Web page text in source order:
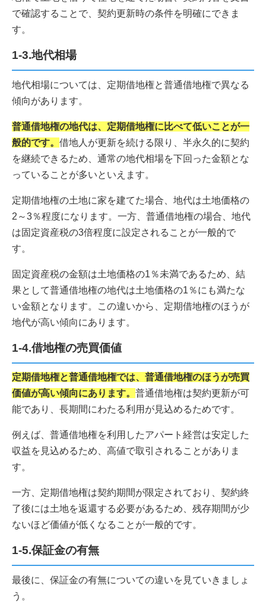
で確認することで、契約更新時の条件を明確にできま
す。
1-3.地代相場
地代相場については、定期借地権と普通借地権で異なる
傾向があります。
普通借地権の地代は、定期借地権に比べて低いことが一
般的です。 借地人が更新を続ける限り、半永久的に契約
を継続できるため、通常の地代相場を下回った金額とな
っていることが多いといえます。
定期借地権の土地に家を建てた場合、地代は土地価格の
2～3％程度になります。一方、普通借地権の場合、地代
は固定資産税の3倍程度に設定されることが一般的で
す。
固定資産税の金額は土地価格の1％未満であるため、結
果として普通借地権の地代は土地価格の1％にも満たな
い金額となります。この違いから、定期借地権のほうが
地代が高い傾向にあります。
1-4.借地権の売買価値
定期借地権と普通借地権では、普通借地権のほうが売買
価値が高い傾向にあります。 普通借地権は契約更新が可
能であり、長期間にわたる利用が見込めるためです。
例えば、普通借地権を利用したアパート経営は安定した
収益を見込めるため、高値で取引されることがありま
す。
一方、定期借地権は契約期間が限定されており、契約終
了後には土地を返還する必要があるため、残存期間が少
ないほど価値が低くなることが一般的です。
1-5.保証金の有無
最後に、保証金の有無についての違いを見ていきましょ
う。